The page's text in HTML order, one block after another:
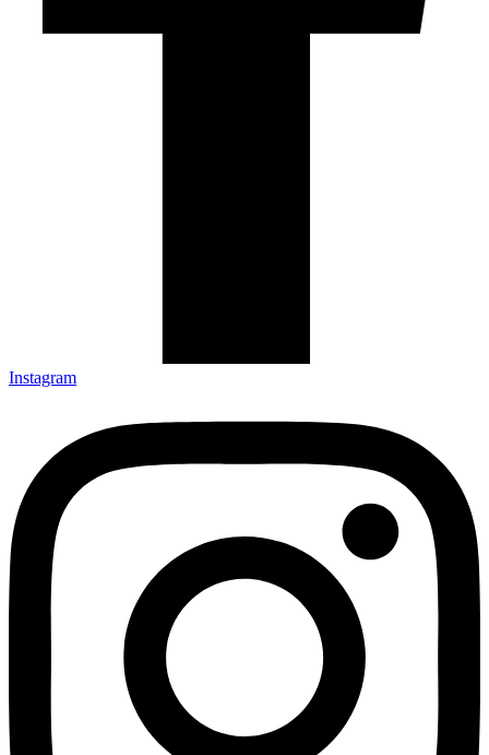
Instagram